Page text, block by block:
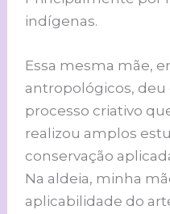
indígenas.
Essa mesma mãe,
antropológicos,
processo criativo
realizou amplos
conservação
Na aldeia, minha
aplicabilidade do